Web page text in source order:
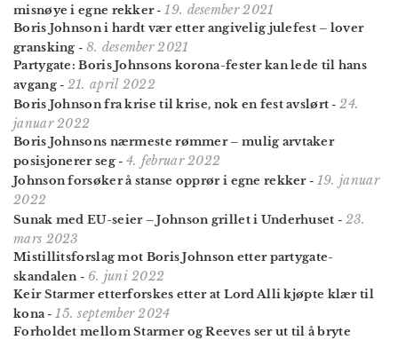
misnøye i egne rekker-19. desember 2021
Boris Johnson i hardt vær etter angivelig julefest – lover
gransking - 8. desember 2021
Partygate: Boris Johnsons korona-fester kan lede til hans
avgang- 21. april 2022
Boris Johnson fra krise til krise, nok en fest avslørt -24.
januar 2022
Boris Johnsons nærmeste rømmer – mulig arvtaker
posisjonerer seg- 4. februar 2022
Johnson forsøker å stanse opprør i egne rekker- 19. januar
2022
Sunak med EU-seier – Johnson grillet i Underhuset - 23.
mars 2023
Mistillitsforslag mot Boris Johnson etter partygate-
skandalen- 6. juni 2022
Keir Starmer etterforskes etter at Lord Alli kjøpte klær til
kona -15. september 2024
Forholdet mellom Starmer og Reeves ser ut til å bryte